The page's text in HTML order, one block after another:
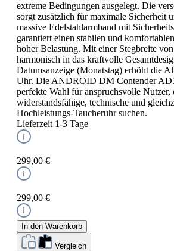
extreme Bedingungen ausgelegt. Die
sorgt zusätzlich für maximale Sicherheit
massive Edelstahlarmband mit
garantiert einen stabilen und
hoher Belastung. Mit einer Stegbreite
harmonisch in das kraftvolle
Datumsanzeige (Monatstag) erhöht die
Uhr. Die ANDROID DM Contender
perfekte Wahl für anspruchsvolle Nutzer,
widerstandsfähige, technische und
Hochleistungs-Taucheruhr suchen.
Lieferzeit 1-3 Tage
299,00 €
299,00 €
In den Warenkorb
Vergleich